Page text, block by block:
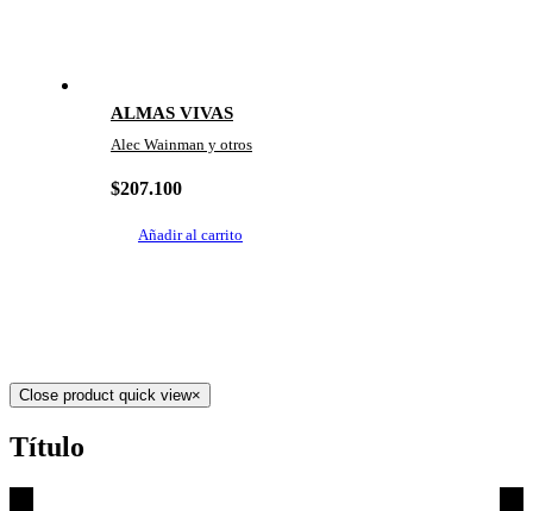
ALMAS VIVAS
Alec Wainman y otros
$207.100
Añadir al carrito
Close product quick view×
Título